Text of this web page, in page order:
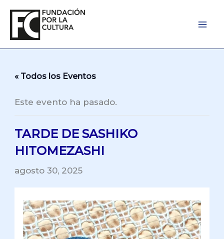
contenido
« Todos los Eventos
Este evento ha pasado.
TARDE DE SASHIKO
HITOMEZASHI
agosto 30, 2025